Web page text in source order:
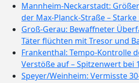
Mannheim-Neckarstadt:
der Max-Planck-Straße –
Groß-Gerau: Bewaffneter
Täter flüchten mit Tresor und
Frankenthal: Tempo-Kontrolle
Verstöße auf – Spitzenwert bei
Speyer/Weinheim: Vermisste